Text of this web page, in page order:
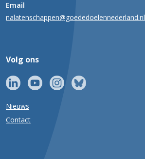
Email
nalatenschappen@goededoelennederland.nl
Volg ons
Nieuws
Contact